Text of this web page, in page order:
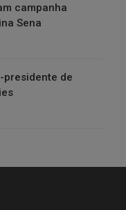
campanha
Sena
presidente de